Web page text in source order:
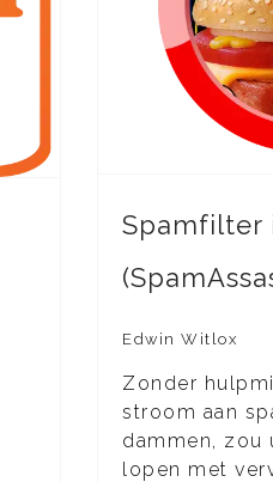
Spamfilter
Edwin Witlox
Zonder
stroom aan
dammen, zou
lopen met